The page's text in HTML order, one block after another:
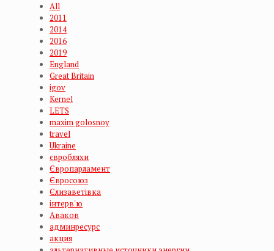
All
2011
2014
2016
2019
England
Great Britain
igov
Kernel
LETS
maxim golosnoy
travel
Ukraine
євробляхи
Європарламент
Євросоюз
Єлизаветівка
інтерв'ю
Аваков
админресурс
акция